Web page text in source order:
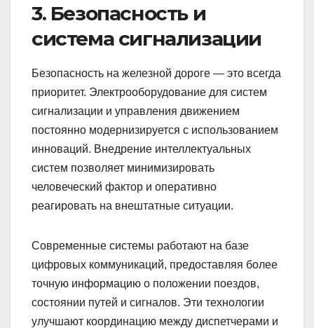
3. Безопасность и
система сигнализации
Безопасность на железной дороге — это всегда
приоритет. Электрооборудование для систем
сигнализации и управления движением
постоянно модернизируется с использованием
инноваций. Внедрение интеллектуальных
систем позволяет минимизировать
человеческий фактор и оперативно
реагировать на внештатные ситуации.
Современные системы работают на базе
цифровых коммуникаций, предоставляя более
точную информацию о положении поездов,
состоянии путей и сигналов. Эти технологии
улучшают координацию между диспетчерами и